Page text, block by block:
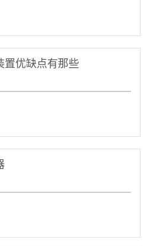
置优缺点有那些